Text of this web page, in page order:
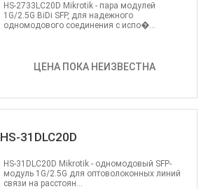
ЦЕНА ПОКА НЕИЗВЕСТНА
HS-2733LC20D Mikrotik - пара модулей
1G/2.5G BiDi SFP, для надежного
одномодового соединения с испо�...
HS-31DLC20D
HS-31DLC20D Mikrotik - одномодовый SFP-
модуль 1G/2.5G для оптоволоконных линий
связи на расстоян...